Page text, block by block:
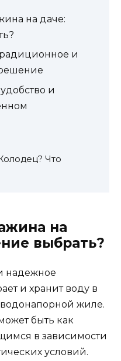
на даче:
и
и
Что
на
выбрать?
надежное
и хранит воду в
жиле.
быть как
в зависимости
условий.